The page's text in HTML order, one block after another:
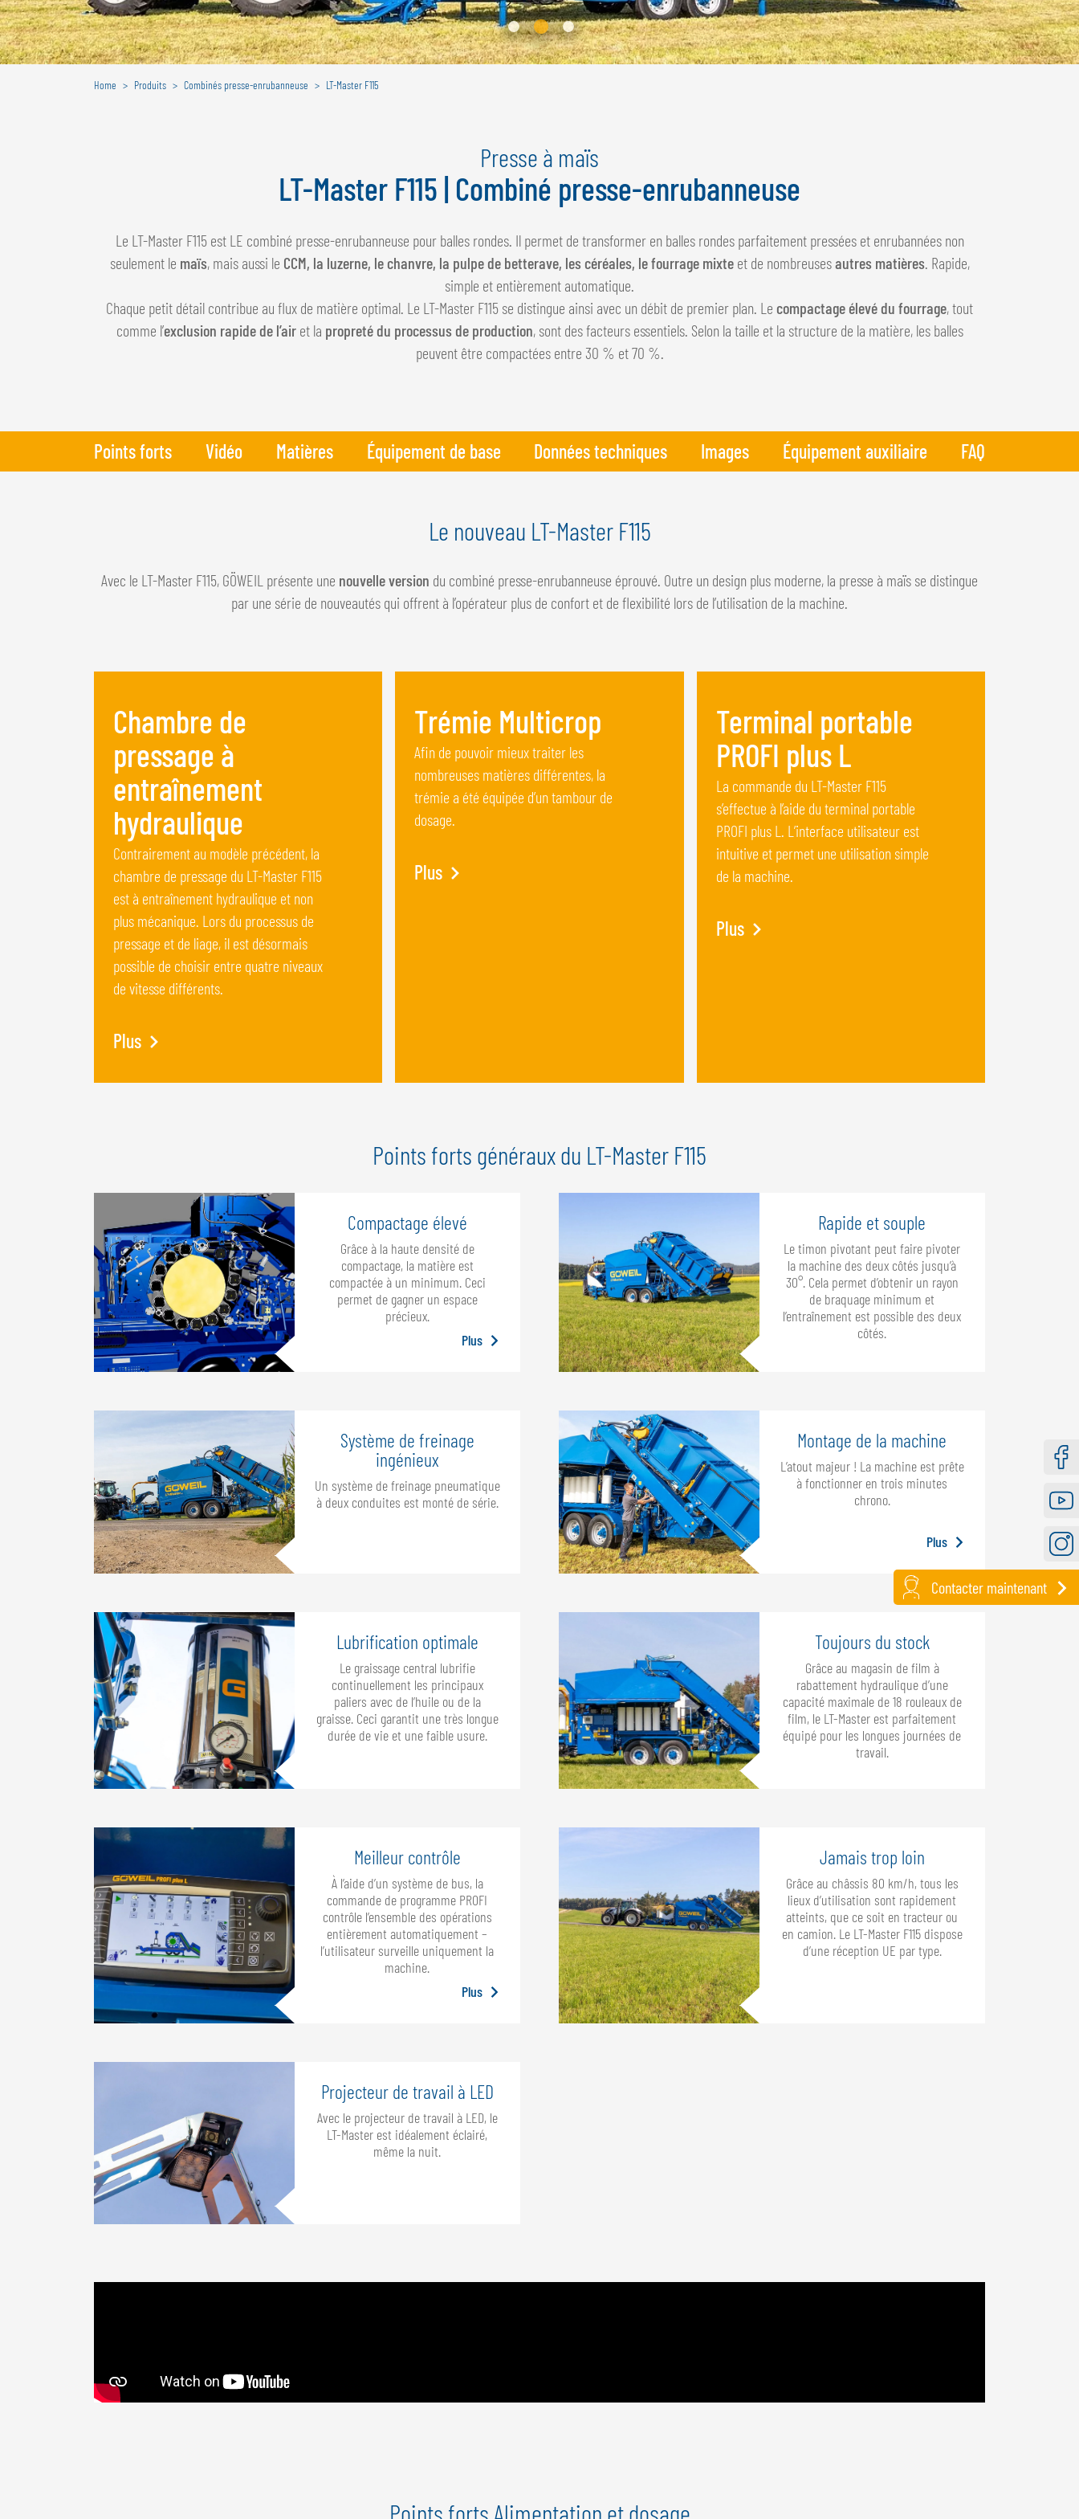
Home Produits Combinés presse-enrubanneuse LT-Master F115
Presse à maïs
LT-Master F115 | Combiné presse-enrubanneuse
Le LT-Master F115 est LE combiné presse-enrubanneuse pour balles rondes. Il permet de transformer en balles rondes parfaitement pressées et enrubannées non
seulement le maïs, mais aussi le CCM, la luzerne, le chanvre, la pulpe de betterave, les céréales, le fourrage mixteet de nombreusesautres matières. Rapide,
simple et entièrement automatique.
Chaque petit détail contribue au flux de matière optimal. Le LT-Master F115 se distingue ainsi avec un débit de premier plan. Le compactage élevé du fourrage, tout
comme l’exclusion rapide de l’airet la propreté du processus de production, sont des facteurs essentiels. Selon la taille et la structure de la matière, les balles
peuvent être compactées entre 30 % et 70 %.
Points forts Vidéo Matières Équipement de base Données techniques Images Équipement auxiliaire FAQ
Le nouveau LT-Master F115
Avec le LT-Master F115, GÖWEIL présente une nouvelle version du combiné presse-enrubanneuse éprouvé. Outre un design plus moderne, la presse à maïs se distingue
par une série de nouveautés qui offrent à l’opérateur plus de confort et de flexibilité lors de l’utilisation de la machine.
Chambre de
pressage à
entraînement
hydraulique
Contrairement au modèle précédent, la
chambre de pressage du LT-Master F115
est à entraînement hydraulique et non
plus mécanique. Lors du processus de
pressage et de liage, il est désormais
possible de choisir entre quatre niveaux
de vitesse différents.
Plus
Trémie Multicrop
Afin de pouvoir mieux traiter les
nombreuses matières différentes, la
trémie a été équipée d’un tambour de
dosage.
Plus
Terminal portable
PROFI plus L
La commande du LT-Master F115
s’effectue à l’aide du terminal portable
PROFI plus L. L’interface utilisateur est
intuitive et permet une utilisation simple
de la machine.
Plus
Points forts généraux du LT-Master F115
Compactage élevé
Grâce à la haute densité de
compactage, la matière est
compactée à un minimum. Ceci
permet de gagner un espace
précieux.
Plus
Rapide et souple
Le timon pivotant peut faire pivoter
la machine des deux côtés jusqu’à
30°. Cela permet d’obtenir un rayon
de braquage minimum et
l’entraînement est possible des deux
côtés.
Système de freinage
ingénieux
Un système de freinage pneumatique
à deux conduites est monté de série.
Montage de la machine
L’atout majeur ! La machine est prête
à fonctionner en trois minutes
chrono.
Plus
Lubrification optimale
Le graissage central lubrifie
continuellement les principaux
paliers avec de l’huile ou de la
graisse. Ceci garantit une très longue
durée de vie et une faible usure.
Toujours du stock
Grâce au magasin de film à
rabattement hydraulique d’une
capacité maximale de 18 rouleaux de
film, le LT-Master est parfaitement
équipé pour les longues journées de
travail.
Meilleur contrôle
À l’aide d’un système de bus, la
commande de programme PROFI
contrôle l’ensemble des opérations
entièrement automatiquement –
l’utilisateur surveille uniquement la
machine.
Plus
Jamais trop loin
Grâce au châssis 80 km/h, tous les
lieux d’utilisation sont rapidement
atteints, que ce soit en tracteur ou
en camion. Le LT-Master F115 dispose
d’une réception UE par type.
Projecteur de travail à LED
Avec le projecteur de travail à LED, le
LT-Master est idéalement éclairé,
même la nuit.
Points forts Alimentation et dosage
Contacter maintenant